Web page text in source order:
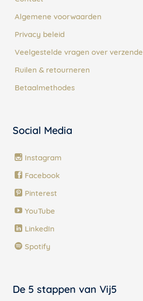
Algemene voorwaarden
Privacy beleid
Veelgestelde vragen over
Ruilen & retourneren
Betaalmethodes
Social Media
Instagram
Facebook
Pinterest
YouTube
LinkedIn
Spotify
De 5 stappen van Vij5